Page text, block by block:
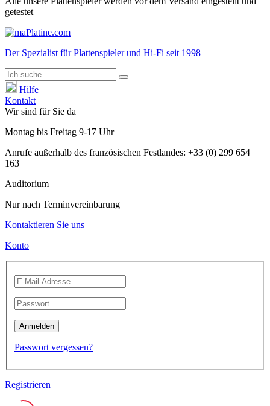
getestet
Der Spezialist für Plattenspieler und Hi-Fi seit 1998
Hilfe
Kontakt
Wir sind für Sie da
Montag bis Freitag 9-17 Uhr
Anrufe außerhalb des französischen Festlandes: +33 (0) 299 654
163
Auditorium
Nur nach Terminvereinbarung
Kontaktieren Sie uns
Konto
Anmelden
Passwort vergessen?
Registrieren